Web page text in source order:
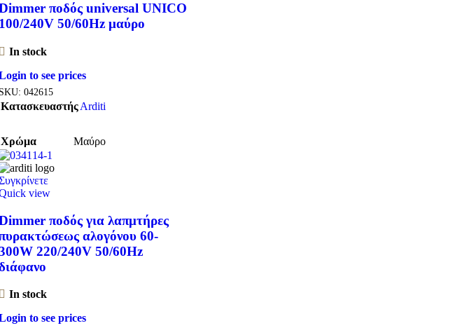
ποδός universal UNICO
240V 50/60Hz μαύρο
In stock
to see prices
042615
ΚατασκευαστήςArditi
Χρώμα Μαύρο
view
ποδός για λαπμτήρες
αλογόνου 60-
220/240V 50/60Hz
In stock
to see prices